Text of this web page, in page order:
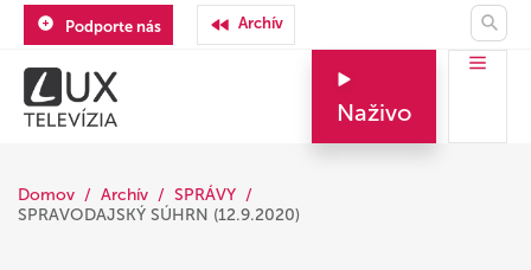
Podporte nás Archív
Naživo
Domov Archív
SPRÁVY
SPRAVODAJSKÝ SÚHRN (12.9.2020)